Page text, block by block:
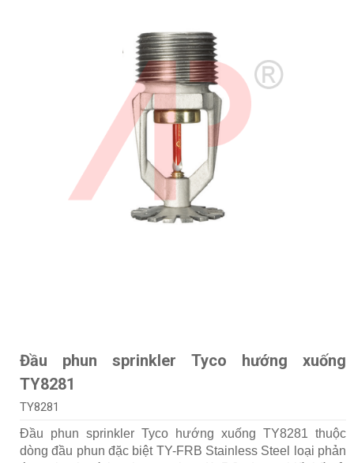
Đầu phun sprinkler Tyco hướng xuống
TY8281
TY8281
Đầu phun sprinkler Tyco hướng xuống TY8281 thuộc
dòng đầu phun đặc biệt TY-FRB Stainless Steel loại phản